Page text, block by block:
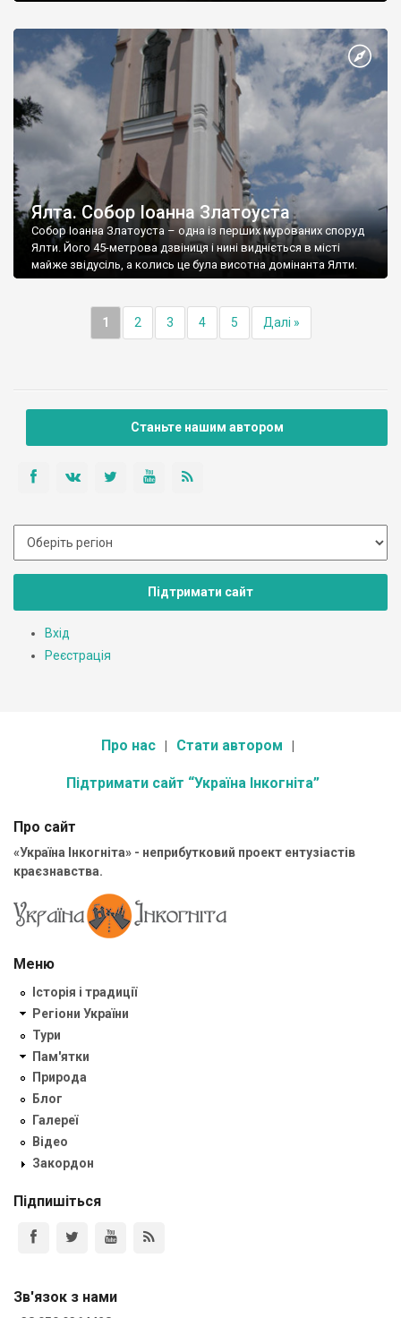
Ялта. Собор Іоанна Златоуста
Собор Іоанна Златоуста – одна із перших мурованих споруд
Ялти. Його 45-метрова дзвіниця і нині видніється в місті
майже звідусіль, а колись це була висотна домінанта Ялти.
1 2 3 4 5 Далі »
Станьте нашим автором
Підтримати сайт
Вхід
Реєстрація
Про нас Стати автором
Підтримати сайт “Україна Інкогніта”
Про сайт
«Україна Інкогніта» - неприбутковий проект ентузіастів
краєзнавства.
Меню
Історія і традиції
Регіони України
Тури
Пам'ятки
Природа
Блог
Галереї
Відео
Закордон
Підпишіться
Зв'язок з нами